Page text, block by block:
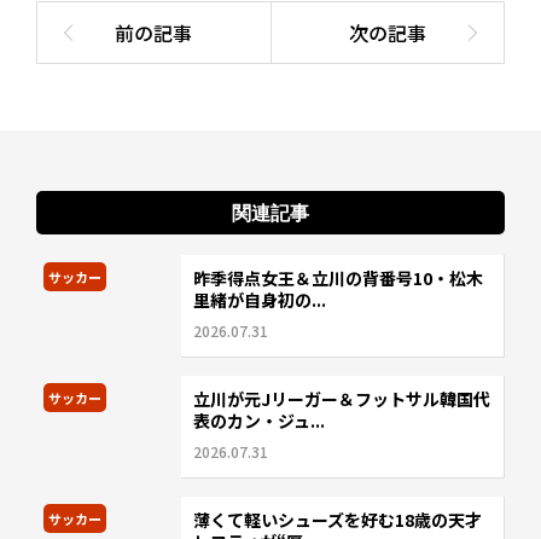
関連記事
サッカー
昨季得点女王＆立川の背番号10・松木
里緒が自身初の...
2026.07.31
サッカー
立川が元Jリーガー＆フットサル韓国代
表のカン・ジュ...
2026.07.31
サッカー
薄くて軽いシューズを好む18歳の天才